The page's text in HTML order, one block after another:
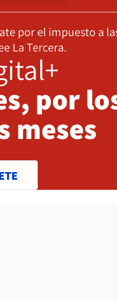
por el impuesto a
La Tercera.
por
meses